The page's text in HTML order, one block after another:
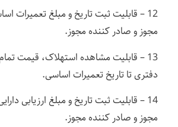
12 – قابلیت ثبت تاریخ و مبلغ تعمیرات
مجوز و صادر کننده مجوز.
13 – قابلیت مشاهده استهلاک، قیمت
دفتری تا تاریخ تعمیرات اساسی.
14 – قابلیت ثبت تاریخ و مبلغ ارزیابی
مجوز و صادر کننده مجوز.